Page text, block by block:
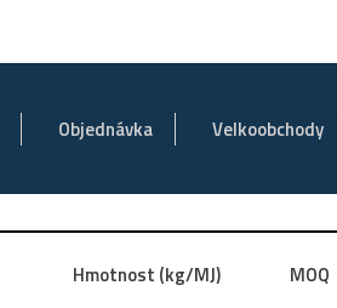
Objednávka Velkoobchody
Hmotnost (kg/MJ) MOQ